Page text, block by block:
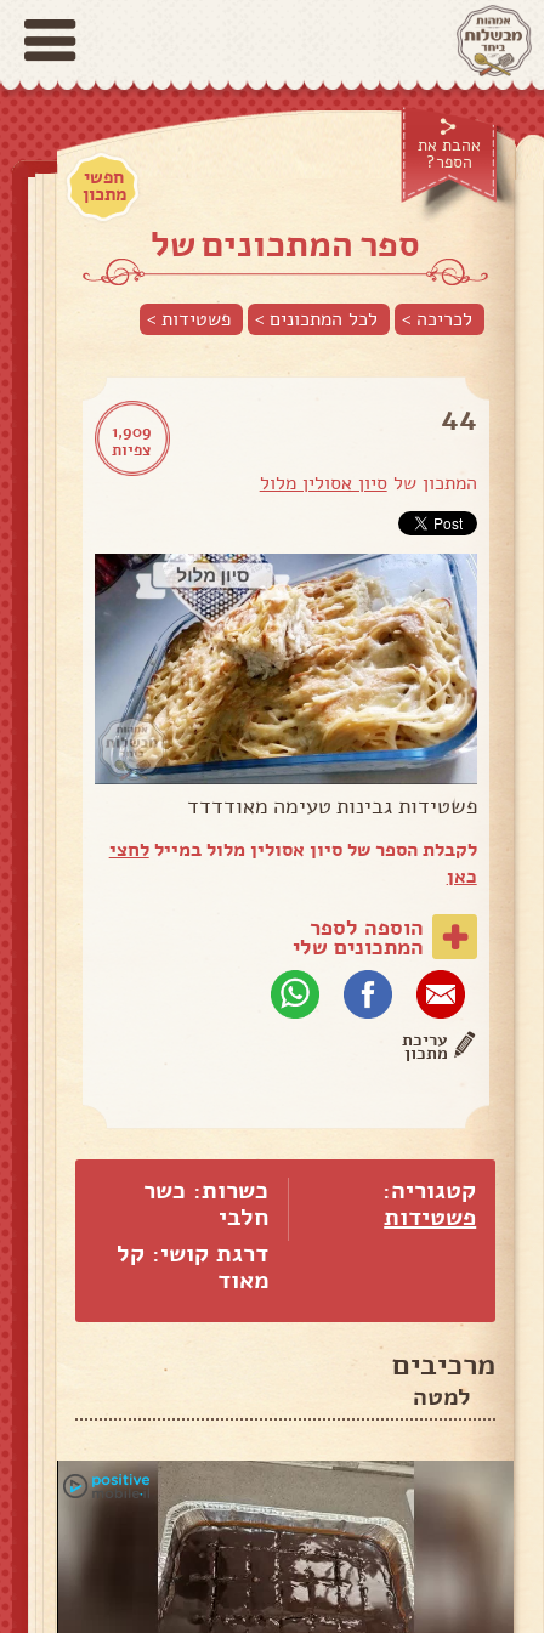
אהבת את
הספר?
חפשי
מתכון
ספר המתכונים של
לכריכה > לכל המתכונים > פשטידות>
1,909
צפיות
44
המתכון שלסיון אסולין מלול
פשטידות גבינות טעימה מאודדדד
לקבלת הספר של סיון אסולין מלול במייללחצי
כאן
הוספה לספר
המתכונים שלי
עריכת
מתכון
קטגוריה:
פשטידות
כשרות: כשר
חלבי
דרגת קושי: קל
מאוד
מרכיבים
למטה